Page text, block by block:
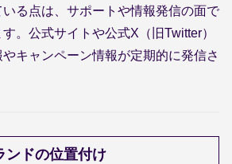
る点は、サポートや情報発信の面で
。公式サイトや公式X（旧Twitter）
キャンペーン情報が定期的に発信さ
ドの位置付け